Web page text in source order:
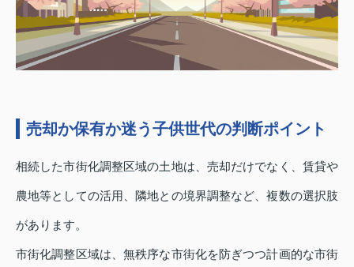
売却か保有か迷う子供世代の判断ポイント
相続した市街化調整区域の土地は、売却だけでなく、賃貸や
農地等としての活用、隣地との境界調整など、複数の選択肢
があります。
市街化調整区域は、無秩序な市街化を防ぎつつ計画的な市街